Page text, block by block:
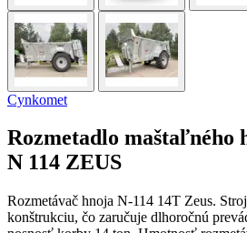
Cynkomet
Rozmetadlo maštaľného
N 114 ZEUS
Rozmetávač hnoja N-114 14T Zeus.
konštrukciu, čo zaručuje dlhoročnú